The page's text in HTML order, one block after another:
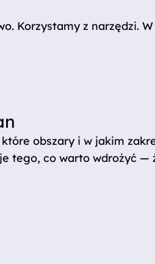
Korzystamy z narzędzi.
obszary i w jakim
tego, co warto wdrożyć —